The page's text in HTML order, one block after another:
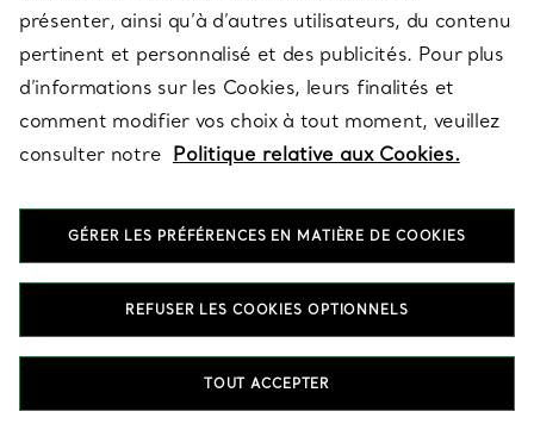
ACCUEIL BIJOUX BOUCLES D’OREILLES
BOUCLES D’OREILLES AUDACIEUSES
présenter, ainsi qu’à d’autres utilisateurs, du contenu
pertinent et personnalisé et des publicités. Pour plus
d’informations sur les Cookies, leurs finalités et
comment modifier vos choix à tout moment, veuillez
consulter notre Politique relative aux Cookies.
GÉRER LES PRÉFÉRENCES EN MATIÈRE DE COOKIES
REFUSER LES COOKIES OPTIONNELS
TOUT ACCEPTER